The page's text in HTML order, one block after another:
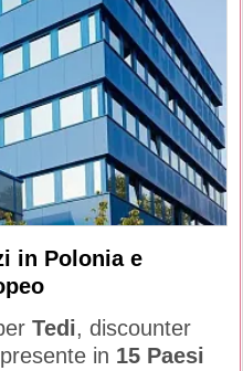
in Polonia e
Tedi, discounter
in 15 Paesi